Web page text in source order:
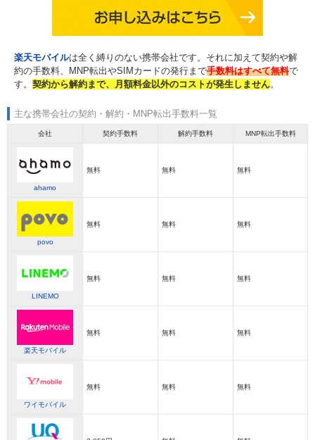
楽天モバイルは全く縛りのない携帯会社です。それに加えて契約や解
約の手数料、MNP転出やSIMカードの発行まで手数料はすべて無料で
す。 契約から解約まで、月額料金以外のコストが発生しません。
主な携帯会社の契約・解約・MNP転出手数料一覧
会社 契約手数料 解約手数料 MNP転出手数料
ahamo
無料 無料 無料
povo
無料 無料 無料
LINEMO
無料 無料 無料
楽天モバイル
無料 無料 無料
ワイモバイル
無料 無料 無料